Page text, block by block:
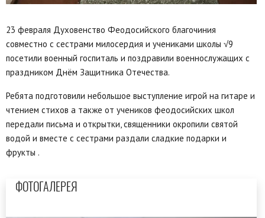
23 февраля Духовенство Феодосийского благочиния
совместно с сестрами милосердия и учениками школы √9
посетили военный госпиталь и поздравили военнослужащих с
праздником Днём Защитника Отечества.
Ребята подготовили небольшое выступление игрой на гитаре и
чтением стихов а также от учеников феодосийских школ
передали письма и открытки, священники окропили святой
водой и вместе с сестрами раздали сладкие подарки и
фрукты .
ФОТОГАЛЕРЕЯ